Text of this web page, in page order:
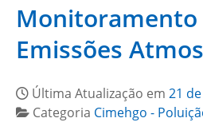
Monitoramento
Emissões
Última Atualização em 21
Categoria Cimehgo -